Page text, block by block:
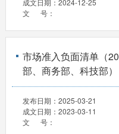
成文日期： 2024-12-25
文 号：
市场准入负面清单（
部、商务部、科技部）
发布日期： 2025-03-21
成文日期： 2023-03-11
文 号：